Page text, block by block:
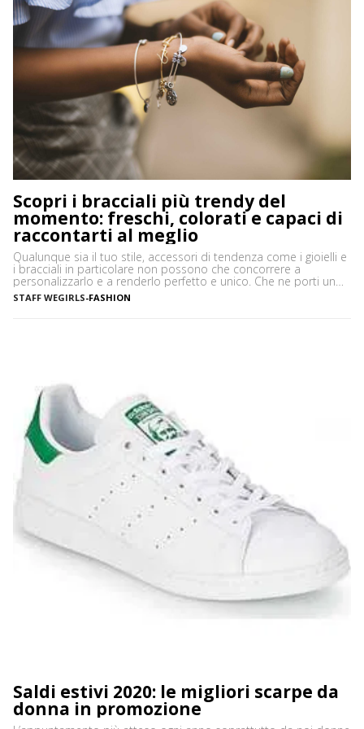
Scopri i bracciali più trendy del
momento: freschi, colorati e capaci di
raccontarti al meglio
Qualunque sia il tuo stile, accessori di tendenza come i gioielli e
i bracciali in particolare non possono che concorrere a
personalizzarlo e a renderlo perfetto e unico. Che ne porti uno
solo, importante o minimale, o ti piaccia mostrarne una serie,
ciascuno con il proprio significato e valore, i bracciali sono
STAFF WEGIRLS-FASHION
Saldi estivi 2020: le migliori scarpe da
donna in promozione